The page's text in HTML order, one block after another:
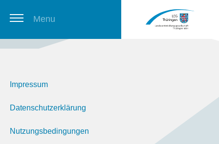
Menu
Newsletter
Impressum
Datenschutzerklärung
Nutzungsbedingungen